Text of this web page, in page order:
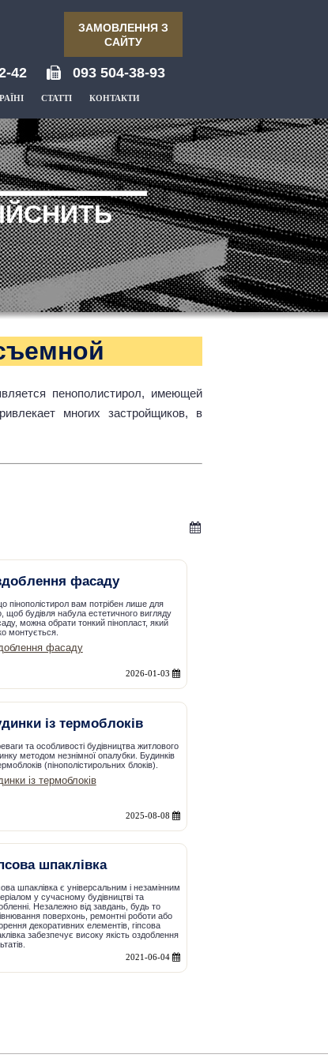
ЗАМОВЛЕННЯ З
САЙТУ
42 093 504-38-93
СТАТТІ КОНТАКТИ
пенополистирол, имеющей
многих застройщиков, в
фасаду
пінополістирол вам потрібен лише для
щоб будівля набула естетичного вигляду
можна обрати тонкий пінопласт, який
монтується.
фасаду
2026-01-03
із термоблоків
та особливості будівництва житлового
методом незнімної опалубки. Будинків
(пінополістирольних блоків).
із термоблоків
2025-08-08
шпаклівка
шпаклівка є універсальним і незамінним
у сучасному будівництві та
Незалежно від завдань, будь то
поверхонь, ремонтні роботи або
декоративних елементів, гіпсова
забезпечує високу якість оздоблення
2021-06-04